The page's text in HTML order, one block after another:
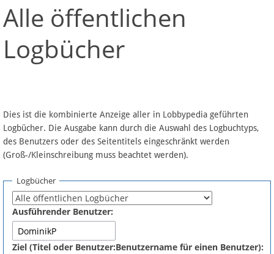
Navigation
Über Lobbypedia
Artikel nach Kategorien
FAQ
Fördermitglied werden
Fehler melden
Alle öffentlichen
Logbücher
Dies ist die kombinierte Anzeige aller in Lobbypedia geführten
Logbücher. Die Ausgabe kann durch die Auswahl des Logbuchtyps,
des Benutzers oder des Seitentitels eingeschränkt werden
(Groß-/Kleinschreibung muss beachtet werden).
Logbücher
Ausführender Benutzer:
Ziel (Titel oder Benutzer:Benutzername für einen Benutzer):